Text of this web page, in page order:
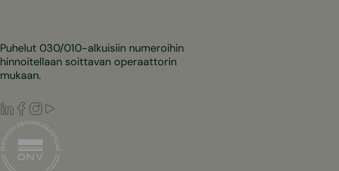
Puhelut 030/010-alkuisiin numeroihin
hinnoitellaan soittavan operaattorin
mukaan.
LinkedIn
Facebook
Instagram